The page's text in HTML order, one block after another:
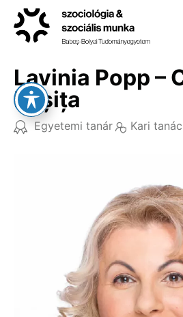
Lavinia Popp –
Reșița
Egyetemi tanár Kari